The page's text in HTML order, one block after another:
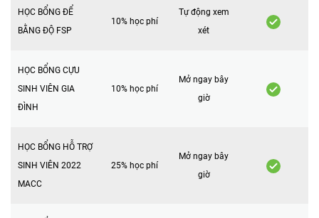
HỌC BỔNG ĐỂ
BẰNG ĐỘ FSP
10% học phí
Tự động xem
xét
HỌC BỔNG CỰU
SINH VIÊN GIA
ĐÌNH
10% học phí
Mở ngay bây
giờ
HỌC BỔNG HỖ TRỢ
SINH VIÊN 2022
MACC
25% học phí
Mở ngay bây
giờ